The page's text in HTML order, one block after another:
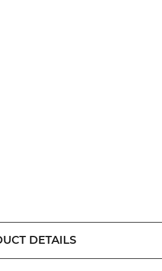
DETAILS